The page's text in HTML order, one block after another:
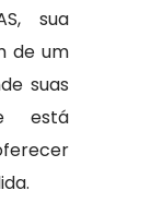
sua
de um
suas
está